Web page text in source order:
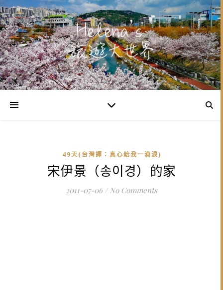
49天(台灣譯：真心給我一滴淚)
宋伊景（송이경）的家
2011-07-06 / No Comments